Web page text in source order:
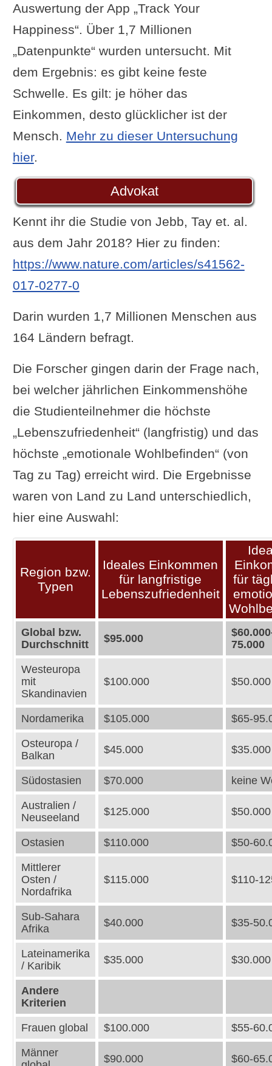
Auswertung der App „Track Your
Happiness“. Über 1,7 Millionen
„Datenpunkte“ wurden untersucht. Mit
dem Ergebnis: es gibt keine feste
Schwelle. Es gilt: je höher das
Einkommen, desto glücklicher ist der
Mensch. Mehr zu dieser Untersuchung
hier.
Advokat
Kennt ihr die Studie von Jebb, Tay et. al.
aus dem Jahr 2018? Hier zu finden:
https://www.nature.com/articles/s41562-
017-0277-0
Darin wurden 1,7 Millionen Menschen aus
164 Ländern befragt.
Die Forscher gingen darin der Frage nach,
bei welcher jährlichen Einkommenshöhe
die Studienteilnehmer die höchste
„Lebenszufriedenheit“ (langfristig) und das
höchste „emotionale Wohlbefinden“ (von
Tag zu Tag) erreicht wird. Die Ergebnisse
waren von Land zu Land unterschiedlich,
hier eine Auswahl:
Region bzw.
Typen
Ideales Einkommen
für langfristige
Lebenszufriedenheit
für
Global bzw.
Durchschnitt
$95.000
75.000
Westeuropa
mit
Skandinavien
$100.000 $50.000
Nordamerika $105.000 $65-
Osteuropa /
Balkan
$45.000 $35.000
Südostasien $70.000 keine
Australien /
Neuseeland
$125.000 $50.000
Ostasien $110.000 $50-
Mittlerer
Osten /
Nordafrika
$115.000 $110-
Sub-Sahara
Afrika
$40.000 $35-
Lateinamerika
/ Karibik
$35.000 $30.000
Andere
Kriterien
Frauen global $100.000 $55-
Männer
$90.000 $60-